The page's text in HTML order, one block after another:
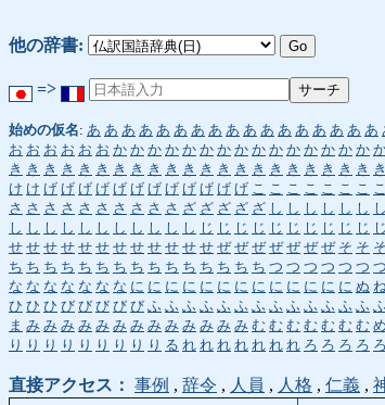
他の辞書:
=>
始めの仮名: あ あ あ あ あ あ あ あ あ あ あ あ あ あ あ あ あ
お お お お お お か か か か か か か か か か か か か か か
き き き き き き き き き き き き き き き き き き き き き き
け け げ げ げ げ げ げ げ げ げ げ げ げ こ こ こ こ こ こ こ こ
さ さ さ さ さ さ さ さ さ さ ざ ざ ざ ざ ざ し し し し し し し
し し し し し し し し し し し じ じ じ じ じ じ じ じ じ じ じ
せ せ せ せ せ せ せ せ せ せ せ せ ぜ ぜ ぜ ぜ ぜ ぜ ぜ そ そ そ
ち ち ち ち ち ち ち ち ち ち ち ち ち ち ち つ つ つ つ つ つ つ
な な な な な な な に に に に に に に に に に に に に ぬ ね
ひ ひ ひ び び び び び ふ ふ ふ ふ ふ ふ ふ ふ ふ ふ ふ ふ ふ ふ
ま み み み み み み み み み み み み み む む む む む む む め
り り り り り り り り り る れ れ れ れ れ れ れ ろ ろ ろ ろ ろ
直接アクセス： 事例 , 辞令 , 人員 , 人格 , 仁義 ,